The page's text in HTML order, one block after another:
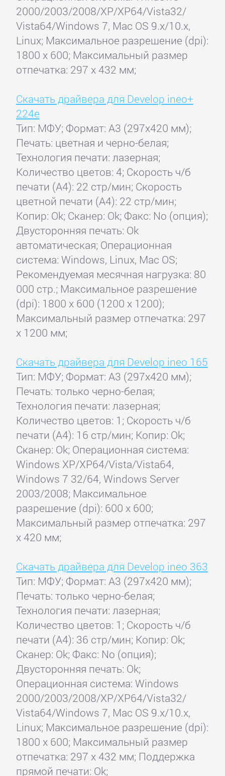
2000/2003/2008/XP/XP64/Vista32/
Vista64/Windows 7, Mac OS 9.x/10.x,
Linux; Максимальное разрешение (dpi):
1800 x 600; Максимальный размер
отпечатка: 297 x 432 мм;
Скачать драйвера для Develop ineo+
224e
Тип: МФУ; Формат: A3 (297x420 мм);
Печать: цветная и черно-белая;
Технология печати: лазерная;
Количество цветов: 4; Скорость ч/б
печати (А4): 22 стр/мин; Скорость
цветной печати (А4): 22 стр/мин;
Копир: Ok; Сканер: Ok; Факс: No (опция);
Двусторонняя печать: Ok
автоматическая; Операционная
система: Windows, Linux, Mac OS;
Рекомендуемая месячная нагрузка: 80
000 стр.; Максимальное разрешение
(dpi): 1800 x 600 (1200 x 1200);
Максимальный размер отпечатка: 297
x 1200 мм;
Скачать драйвера для Develop ineo 165
Тип: МФУ; Формат: A3 (297x420 мм);
Печать: только черно-белая;
Технология печати: лазерная;
Количество цветов: 1; Скорость ч/б
печати (А4): 16 стр/мин; Копир: Ok;
Сканер: Ok; Операционная система:
Windows XP/XP64/Vista/Vista64,
Windows 7 32/64, Windows Server
2003/2008; Максимальное
разрешение (dpi): 600 x 600;
Максимальный размер отпечатка: 297
x 420 мм;
Скачать драйвера для Develop ineo 363
Тип: МФУ; Формат: A3 (297x420 мм);
Печать: только черно-белая;
Технология печати: лазерная;
Количество цветов: 1; Скорость ч/б
печати (А4): 36 стр/мин; Копир: Ok;
Сканер: Ok; Факс: No (опция);
Двусторонняя печать: Ok;
Операционная система: Windows
2000/2003/2008/XP/XP64/Vista32/
Vista64/Windows 7, Mac OS 9.x/10.x,
Linux; Максимальное разрешение (dpi):
1800 x 600; Максимальный размер
отпечатка: 297 x 432 мм; Поддержка
прямой печати: Ok;